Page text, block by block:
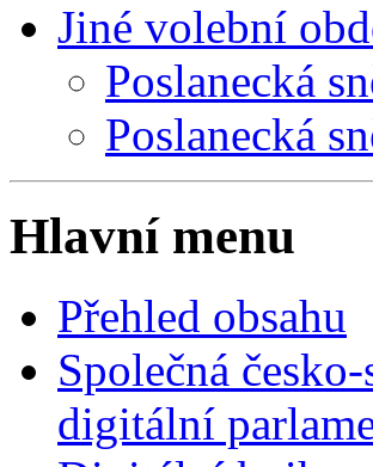
Jiné volební
Poslanecká
Poslanecká
Hlavní menu
Přehled obsahu
Společná
digitální